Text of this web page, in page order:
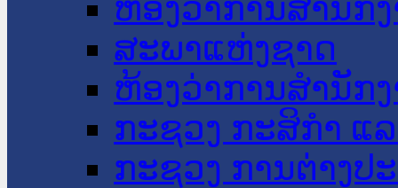
ຫ້ອງວ່າການສໍານັກ
ສະພາແຫ່ງຊາດ
ຫ້ອງວ່າການສຳນັກ
ກະຊວງ ກະສິກຳ ແ
ກະຊວງ ການຕ່າງປ